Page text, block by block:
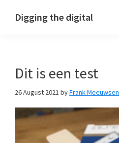
Digging the digital
Dit is een test
26 August 2021 byFrank Meeuwsen